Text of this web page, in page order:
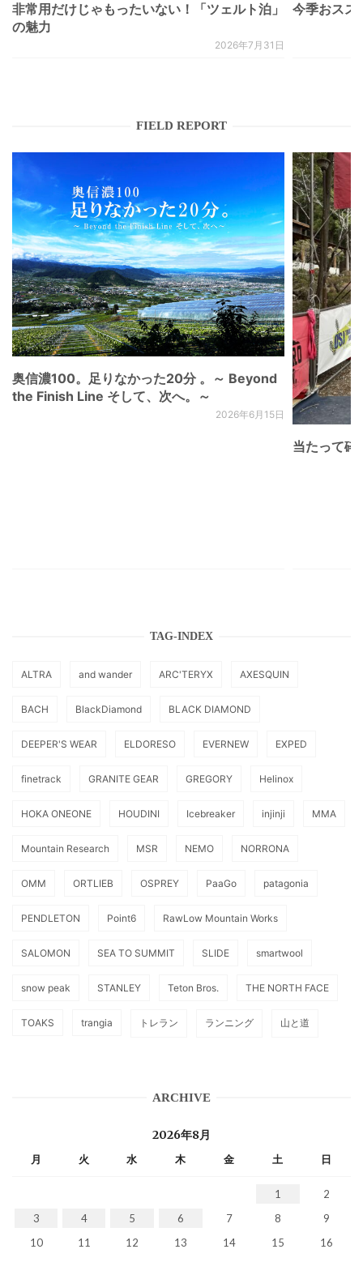
非常用だけじゃもったいない！「ツェルト泊」
の魅力
2026年7月31日
今季おスス
FIELD REPORT
奥信濃100。足りなかった20分 。～ Beyond
the Finish Line そして、次へ。～
2026年6月15日
当たって砕
TAG-INDEX
ALTRA and wander ARC'TERYX AXESQUIN
BACH BlackDiamond BLACK DIAMOND
DEEPER'S WEAR ELDORESO EVERNEW EXPED
finetrack GRANITE GEAR GREGORY Helinox
HOKA ONEONE HOUDINI Icebreaker injinji MMA
Mountain Research MSR NEMO NORRONA
OMM ORTLIEB OSPREY PaaGo patagonia
PENDLETON Point6 RawLow Mountain Works
SALOMON SEA TO SUMMIT SLIDE smartwool
snow peak STANLEY Teton Bros. THE NORTH FACE
TOAKS trangia トレラン ランニング 山と道
ARCHIVE
2026年8月
月 火 水 木 金 土 日
1
2
3
4 5 6 7 8
9
10
11 12 13 14 15
16